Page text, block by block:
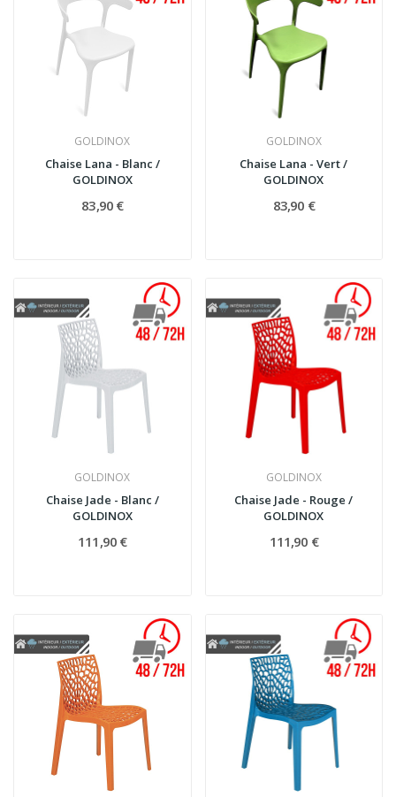
GOLDINOX
Chaise Lana - Blanc /
GOLDINOX
83,90 €
GOLDINOX
Chaise Lana - Vert /
GOLDINOX
83,90 €
GOLDINOX
Chaise Jade - Blanc /
GOLDINOX
111,90 €
GOLDINOX
Chaise Jade - Rouge /
GOLDINOX
111,90 €